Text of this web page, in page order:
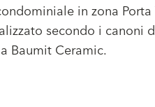
in zona
secondo i
Baumit Ceramic.